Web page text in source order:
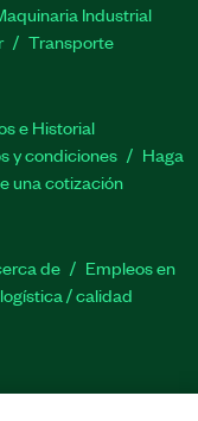
Industrial
Transporte
e Historial
y condiciones
Haga
una cotización
de
Empleos en
/ calidad